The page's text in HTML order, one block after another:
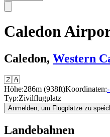
Caledon
Caledon, Western
🇿🇦
Höhe:286m (938ft)Koordinaten:
Typ:Zivilflugplatz
Anmelden, um Flugplätze zu
Landebahnen